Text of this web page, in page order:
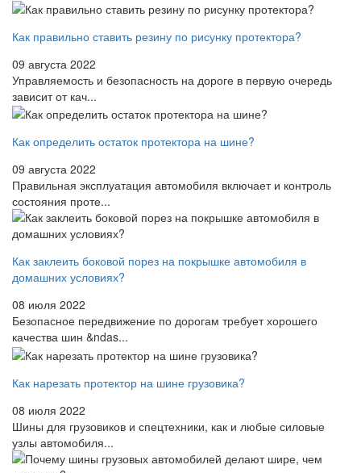
Как правильно ставить резину по рисунку протектора?
09 августа 2022
Управляемость и безопасность на дороге в первую очередь
зависит от кач...
Как определить остаток протектора на шине?
09 августа 2022
Правильная эксплуатация автомобиля включает и контроль
состояния проте...
Как заклеить боковой порез на покрышке автомобиля в
домашних условиях?
08 июля 2022
Безопасное передвижение по дорогам требует хорошего
качества шин &ndas...
Как нарезать протектор на шине грузовика?
08 июля 2022
Шины для грузовиков и спецтехники, как и любые силовые
узлы автомобиля...